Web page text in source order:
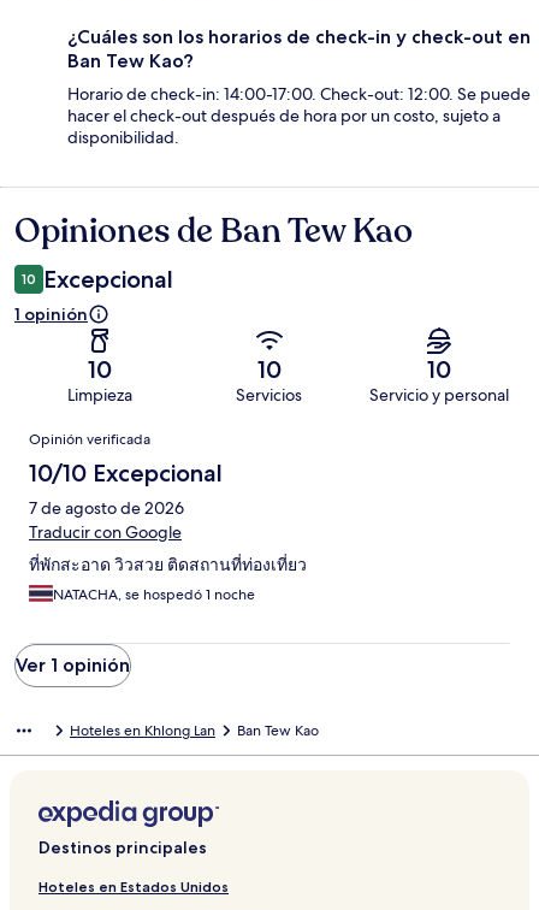
¿Cuáles son los horarios de check-in y check-out en
Ban Tew Kao?
Horario de check-in: 14:00-17:00. Check-out: 12:00. Se puede
hacer el check-out después de hora por un costo, sujeto a
disponibilidad.
Opiniones
Opiniones de Ban Tew Kao
10 Excepcional
1 opinión
10
Limpieza
10
Servicios
10
Servicio y personal
Opiniones
Opinión verificada
10/10 Excepcional
7 de agosto de 2026
Traducir con Google
ที่พักสะอาด วิวสวย ติดสถานที่ท่องเที่ยว
NATACHA, se hospedó 1 noche
Ver 1 opinión
Hoteles en Khlong Lan Ban Tew Kao
Destinos principales
Hoteles en Estados Unidos